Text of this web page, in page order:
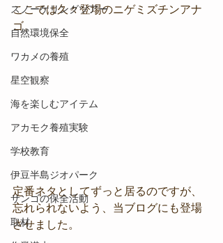
スノーケリングツアー
自然環境保全
ワカメの養殖
星空観察
海を楽しむアイテム
アカモク養殖実験
学校教育
伊豆半島ジオパーク
サンゴの保全活動
取材
ここでは久々登場のニゲミズチンアナ
ゴ。
定番ネタとしてずっと居るのですが、
忘れられないよう、当ブログにも登場
させました。